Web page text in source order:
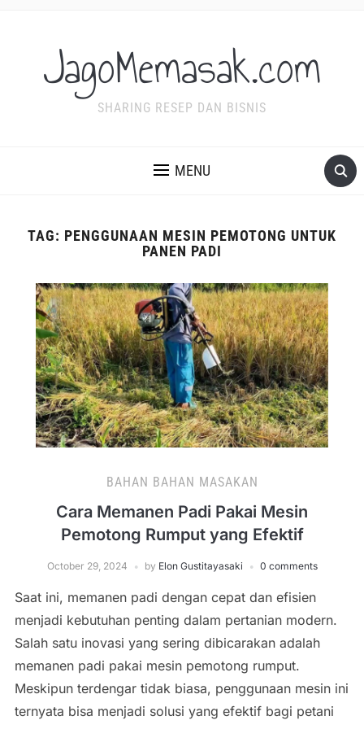
JagoMemasak.com
SHARING RESEP DAN BISNIS
MENU
TAG: PENGGUNAAN MESIN PEMOTONG UNTUK
PANEN PADI
BAHAN BAHAN MASAKAN
Cara Memanen Padi Pakai Mesin
Pemotong Rumput yang Efektif
October 29, 2024 by Elon Gustitayasaki 0 comments
Saat ini, memanen padi dengan cepat dan efisien
menjadi kebutuhan penting dalam pertanian modern.
Salah satu inovasi yang sering dibicarakan adalah
memanen padi pakai mesin pemotong rumput.
Meskipun terdengar tidak biasa, penggunaan mesin ini
ternyata bisa menjadi solusi yang efektif bagi petani